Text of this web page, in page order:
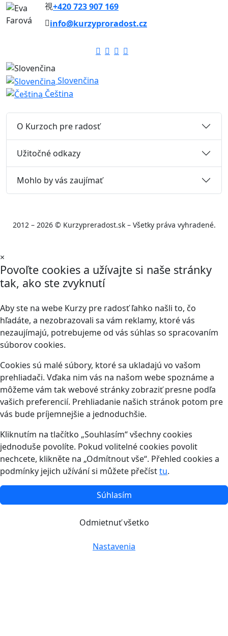
+420 723 907 169
info@kurzyproradost.cz
Slovenčina
Čeština
O Kurzoch pre radosť
Užitočné odkazy
Mohlo by vás zaujímať
2012 – 2026 © Kurzypreradost.sk – Všetky práva vyhradené.
×
Povoľte cookies a užívajte si naše stránky
tak, ako ste zvyknutí
Aby ste na webe Kurzy pre radosť ľahko našli to, čo
hľadáte, a nezobrazovali sa vám reklamy, ktoré vás
nezaujímajú, potrebujeme od vás súhlas so spracovaním
súborov cookies.
Cookies sú malé súbory, ktoré sa ukladajú vo vašom
prehliadači. Vďaka nim vás na našom webe spoznáme a
môžeme vám tak webové stránky zobraziť presne podľa
vašich preferencií. Prehliadanie našich stránok potom pre
vás bude príjemnejšie a jednoduchšie.
Kliknutím na tlačítko „Souhlasím“ všechny cookies
jednoduše povolíte. Pokud volitelné cookies povolit
nechcete, klikněte na „Odmítnout vše“. Přehled cookies a
podmínky jejich užívání si můžete přečísttu.
Súhlasím
Odmietnuť všetko
Nastavenia